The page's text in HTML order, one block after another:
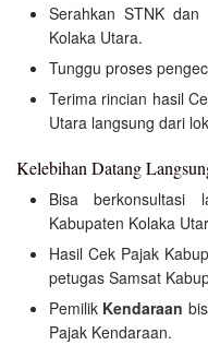
Serahkan STNK
Kolaka Utara.
Tunggu proses
Terima rincian hasil
Utara langsung dari
Kelebihan Datang
Bisa berkonsultasi
Kabupaten Kolaka
Hasil Cek Pajak
petugas Samsat
Pemilik Kendaraan
Pajak Kendaraan.